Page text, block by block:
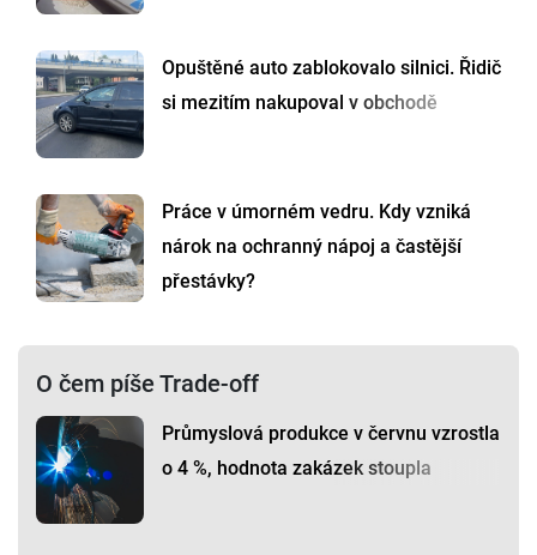
Opuštěné auto zablokovalo silnici. Řidič
si mezitím nakupoval v obchodě
Práce v úmorném vedru. Kdy vzniká
nárok na ochranný nápoj a častější
přestávky?
O čem píše Trade-off
Průmyslová produkce v červnu vzrostla
o 4 %, hodnota zakázek stoupla